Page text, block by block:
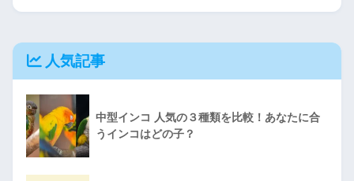
人気記事
中型インコ 人気の３種類を比較！あなたに合
うインコはどの子？